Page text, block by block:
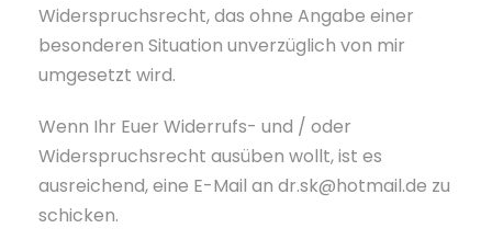
Widerspruchsrecht, das ohne Angabe einer
besonderen Situation unverzüglich von mir
umgesetzt wird.
Wenn Ihr Euer Widerrufs- und / oder
Widerspruchsrecht ausüben wollt, ist es
ausreichend, eine E-Mail an dr.sk@hotmail.de zu
schicken.